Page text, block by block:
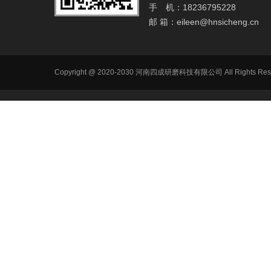
手 机：18236795228
邮 箱： eileen@hnsicheng.cn
Copyright @ 2020-2030 河南四成研磨科技有限公司 All Rights